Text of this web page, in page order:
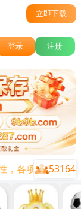
立即下载
登录 注册
项福利陆续上
53164